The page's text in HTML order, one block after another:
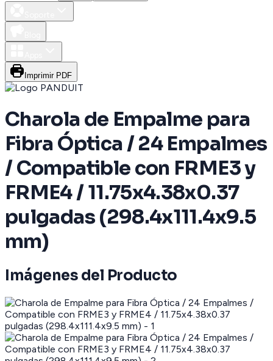
Imprimir PDF
Charola de Empalme para
Fibra Óptica / 24 Empalmes
/ Compatible con FRME3 y
FRME4 / 11.75x4.38x0.37
pulgadas (298.4x111.4x9.5
mm)
Imágenes del Producto